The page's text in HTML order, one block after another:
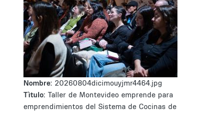
Nombre: 20260804dicimouyjmr4464.jpg
Tìtulo: Taller de Montevideo emprende para
emprendimientos del Sistema de Cocinas de